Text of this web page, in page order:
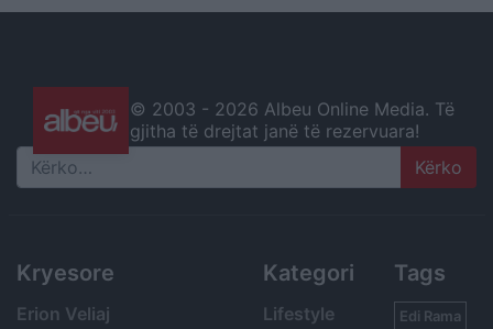
© 2003 - 2026 Albeu Online Media. Të
gjitha të drejtat janë të rezervuara!
Search
Kryesore
Erion Veliaj
Kategori
Lifestyle
Tags
Edi Rama